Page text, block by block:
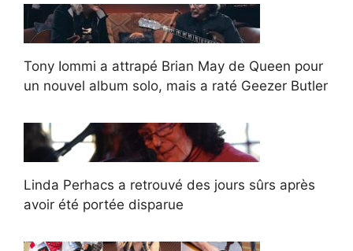
Tony Iommi a attrapé Brian May de Queen pour
un nouvel album solo, mais a raté Geezer Butler
Linda Perhacs a retrouvé des jours sûrs après
avoir été portée disparue